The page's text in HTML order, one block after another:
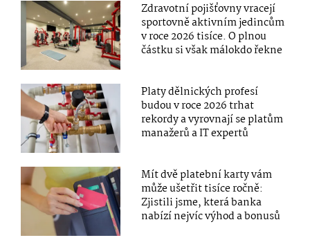
Zdravotní pojišťovny vracejí
sportovně aktivním jedincům
v roce 2026 tisíce. O plnou
částku si však málokdo řekne
Platy dělnických profesí
budou v roce 2026 trhat
rekordy a vyrovnají se platům
manažerů a IT expertů
Mít dvě platební karty vám
může ušetřit tisíce ročně:
Zjistili jsme, která banka
nabízí nejvíc výhod a bonusů